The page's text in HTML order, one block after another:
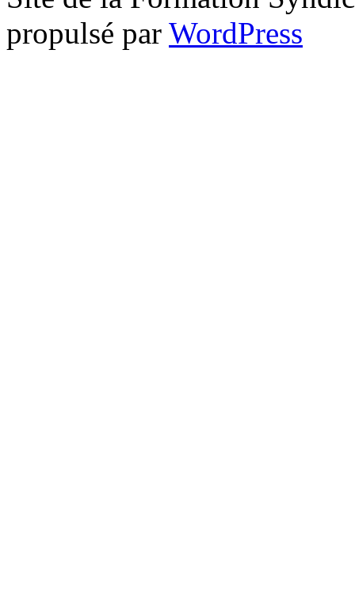
propulsé par WordPress